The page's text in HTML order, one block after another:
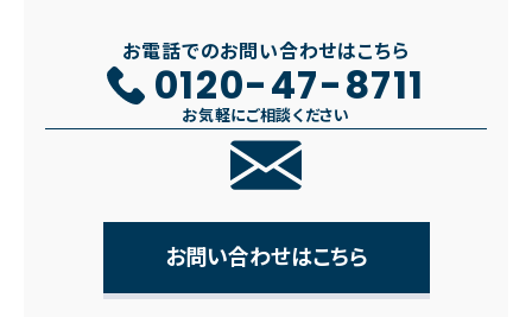
お電話でのお問い合わせはこちら
0120-47-8711
お気軽にご相談ください
お問い合わせはこちら